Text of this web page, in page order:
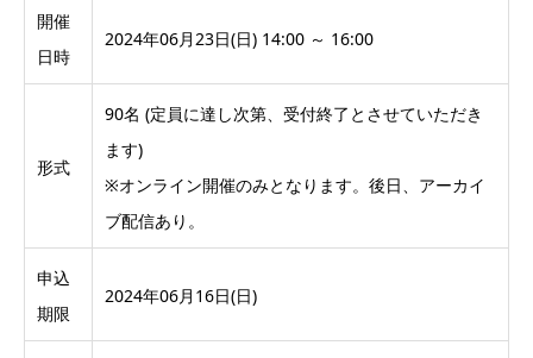
開催
日時
2024年06月23日(日) 14:00 ～ 16:00
形式
90名 (定員に達し次第、受付終了とさせていただき
ます)
※オンライン開催のみとなります。後日、アーカイ
ブ配信あり。
申込
期限
2024年06月16日(日)